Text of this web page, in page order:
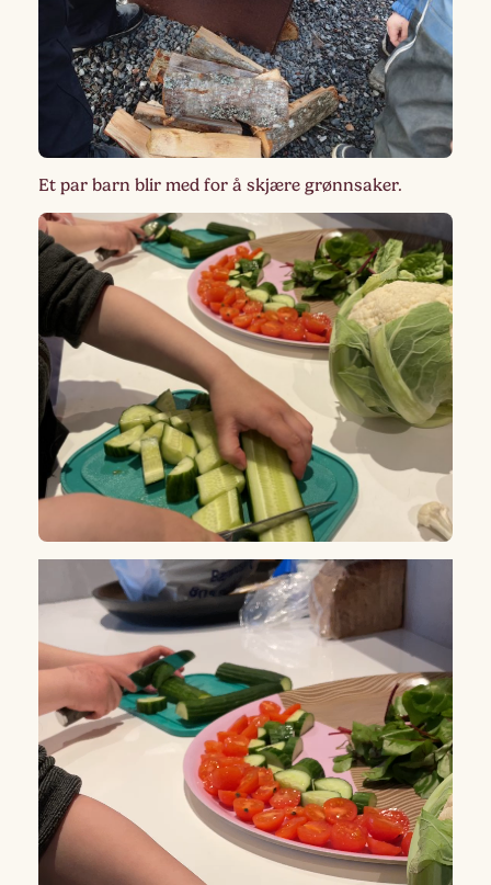
Et par barn blir med for å skjære grønnsaker.